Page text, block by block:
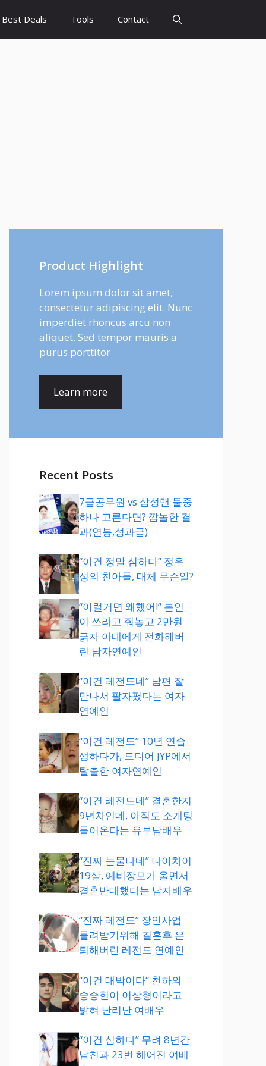
Best Deals Tools Contact
Product Highlight
Lorem ipsum dolor sit amet,
consectetur adipiscing elit. Nunc
imperdiet rhoncus arcu non
aliquet. Sed tempor mauris a
purus porttitor
Learn more
Recent Posts
7급공무원 vs 삼성맨 둘중
하나 고른다면? 깜놀한 결
과(연봉,성과급)
“이건 정말 심하다” 정우
성의 친아들, 대체 무슨일?
“이럴거면 왜했어!” 본인
이 쓰라고 줘놓고 2만원
긁자 아내에게 전화해버
린 남자연예인
“이건 레전드네” 남편 잘
만나서 팔자폈다는 여자
연예인
“이건 레전드” 10년 연습
생하다가, 드디어 JYP에서
탈출한 여자연예인
“이건 레전드네” 결혼한지
9년차인데, 아직도 소개팅
들어온다는 유부남배우
“진짜 눈물나네” 나이차이
19살, 예비장모가 울면서
결혼반대했다는 남자배우
“진짜 레전드” 장인사업
물려받기위해 결혼후 은
퇴해버린 레전드 연예인
“이건 대박이다” 천하의
송승헌이 이상형이라고
밝혀 난리난 여배우
“이건 심하다” 무려 8년간
남친과 23번 헤어진 여배